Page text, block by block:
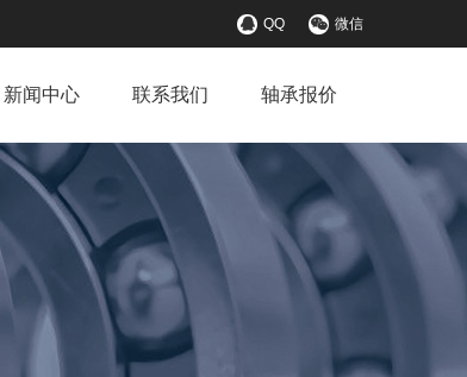
QQ 微信
新闻中心 联系我们 轴承报价